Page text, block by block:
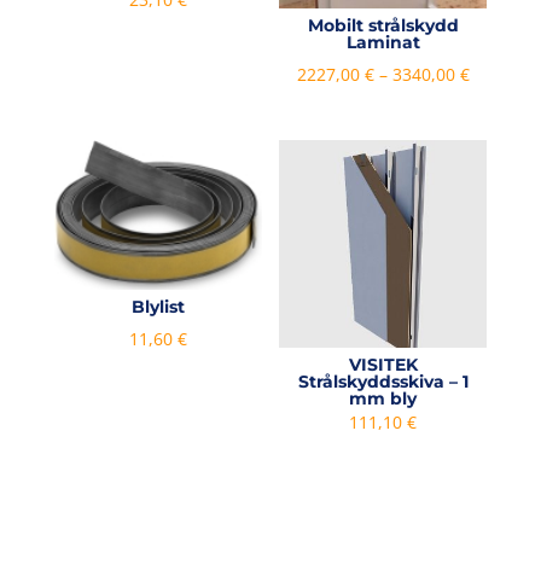
Mobilt strålskydd
Laminat
2227,00 € – 3340,00 €
Blylist
11,60 €
VISITEK
Strålskyddsskiva – 1
mm bly
111,10€